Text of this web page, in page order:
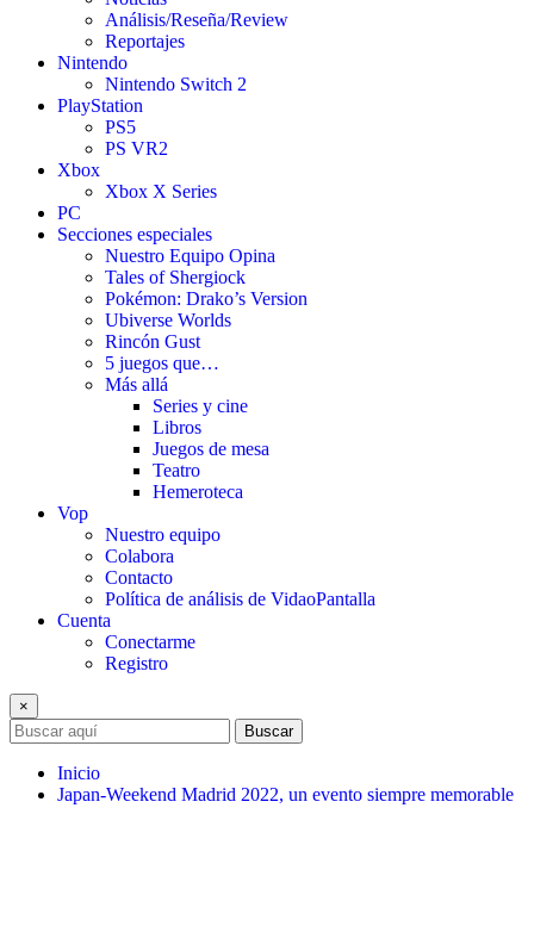
Análisis/Reseña/Review
Reportajes
Nintendo
Nintendo Switch 2
PlayStation
PS5
PS VR2
Xbox
Xbox X Series
PC
Secciones especiales
Nuestro Equipo Opina
Tales of Shergiock
Pokémon: Drako’s Version
Ubiverse Worlds
Rincón Gust
5 juegos que…
Más allá
Series y cine
Libros
Juegos de mesa
Teatro
Hemeroteca
Vop
Nuestro equipo
Colabora
Contacto
Política de análisis de VidaoPantalla
Cuenta
Conectarme
Registro
×
Buscar
Inicio
Japan-Weekend Madrid 2022, un evento siempre memorable